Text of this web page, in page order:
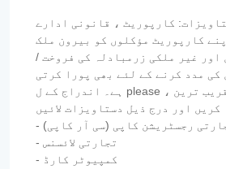
کارپوریٹ ، قانونی ادارے
کارپوریٹ مؤکلوں کو بیرون ملک
اور غیر ملکی زرمبادلہ کی فروخت /
کی مدد کرنے کے لئے بھی پورا کرتی
ہے۔ اندراج کے ل please ، براہ کرم ہماری قریب ترین
رجسٹریشن کاپی (سی آر کاپی)
- تجارتی لائسنس
- کمپیوٹر کارڈ